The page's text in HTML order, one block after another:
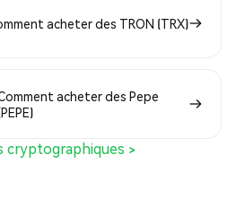
acheter des TRON (TRX)
acheter des Pepe
cryptographiques >